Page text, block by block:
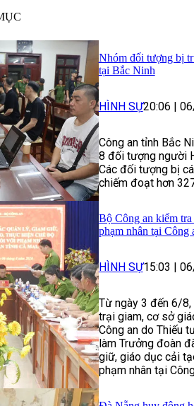
Nhóm đối tượng bị
tại Bắc Ninh
HÌNH SỰ20:06 |
Công an tỉnh Bắc
8 đối tượng người
Các đối tượng bị
chiếm đoạt hơn
Bộ Công an kiểm
phạm nhân tại Công
HÌNH SỰ15:03 |
Từ ngày 3 đến 6/8,
trại giam, cơ sở
Công an do Thiếu
làm Trưởng đoàn
giữ, giáo dục cải
phạm nhân tại